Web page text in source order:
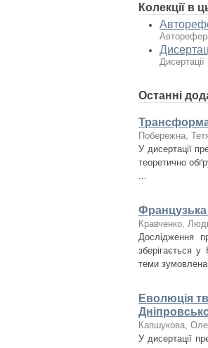
Колекції в
Дисертації
Останні
Побережна,
У дисертації
теоретично
...
Французька
Кравченко,
Дослідження
зберігається
теми
Еволюція
Капшукова,
У дисертації